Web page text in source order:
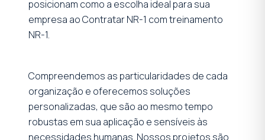
posicionam como a escolha ideal para sua
empresa ao Contratar NR-1 com treinamento
NR-1.
Compreendemos as particularidades de cada
organização e oferecemos soluções
personalizadas, que são ao mesmo tempo
robustas em sua aplicação e sensíveis às
necessidades humanas. Nossos projetos são